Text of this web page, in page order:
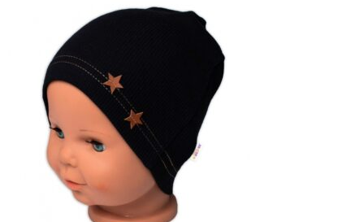
multiple
variants.
options
chosen
product